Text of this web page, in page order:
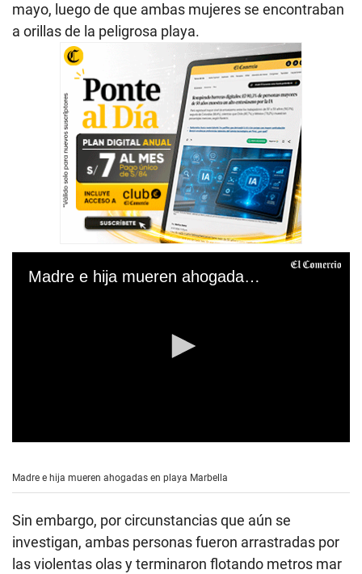
mayo, luego de que ambas mujeres se encontraban
a orillas de la peligrosa playa.
Madre e hija mueren ahogadas en playa Marbella
e
n
d
s
o
Madre e hija mueren ahogadas en playa Marbella
Sin embargo, por circunstancias que aún se
investigan, ambas personas fueron arrastradas por
las violentas olas y terminaron flotando metros mar